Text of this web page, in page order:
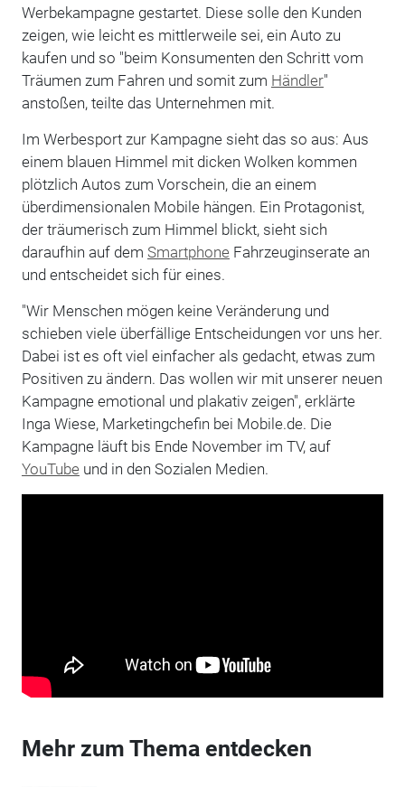
Werbekampagne gestartet. Diese solle den Kunden
zeigen, wie leicht es mittlerweile sei, ein Auto zu
kaufen und so "beim Konsumenten den Schritt vom
Träumen zum Fahren und somit zum Händler"
anstoßen, teilte das Unternehmen mit.
Im Werbesport zur Kampagne sieht das so aus: Aus
einem blauen Himmel mit dicken Wolken kommen
plötzlich Autos zum Vorschein, die an einem
überdimensionalen Mobile hängen. Ein Protagonist,
der träumerisch zum Himmel blickt, sieht sich
daraufhin auf dem Smartphone Fahrzeuginserate an
und entscheidet sich für eines.
"Wir Menschen mögen keine Veränderung und
schieben viele überfällige Entscheidungen vor uns her.
Dabei ist es oft viel einfacher als gedacht, etwas zum
Positiven zu ändern. Das wollen wir mit unserer neuen
Kampagne emotional und plakativ zeigen", erklärte
Inga Wiese, Marketingchefin bei Mobile.de. Die
Kampagne läuft bis Ende November im TV, auf
YouTube und in den Sozialen Medien.
Mehr zum Thema entdecken